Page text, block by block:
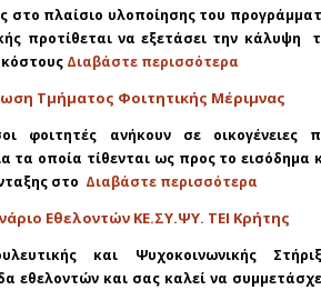
στο πλαίσιο υλοποίησης του
προτίθεται να εξετάσει την κάλυψη
Διαβάστε περισσότερα
Τμήματος Φοιτητικής Μέριμνας
φοιτητές ανήκουν σε οικογένειες
τα οποία τίθενται ως προς το εισόδημα
στο Διαβάστε περισσότερα
Εθελοντών ΚΕ.ΣΥ.ΨΥ. ΤΕΙ Κρήτης
και Ψυχοκοινωνικής
εθελοντών και σας καλεί να